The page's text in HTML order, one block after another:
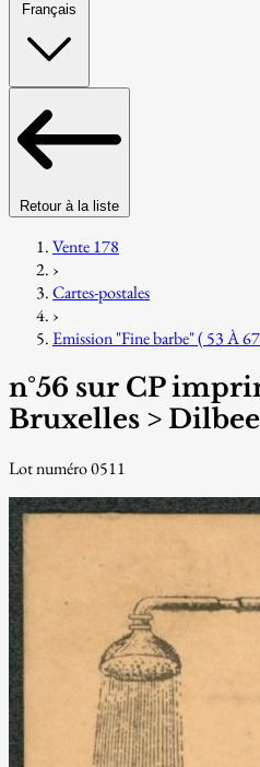
Français
Retour à la liste
Vente 178
›
Cartes-postales
›
Emission "Fine barbe" ( 53 À
n°56 sur CP
Bruxelles >
Lot numéro 0511